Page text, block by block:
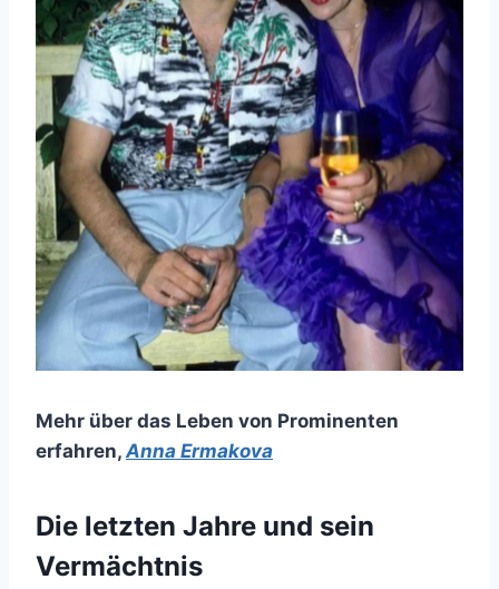
Mehr über das Leben von Prominenten
erfahren,Anna Ermakova
Die letzten Jahre und sein
Vermächtnis